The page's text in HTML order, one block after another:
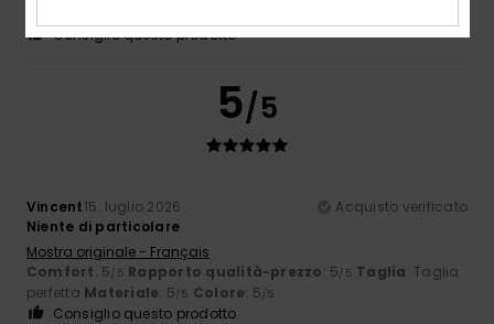
Consiglio questo prodotto
5/5
Vincent15. luglio 2026
Acquisto verificato
Niente di particolare
Mostra originale - Français
Comfort: 5/5 Rapporto qualità-prezzo: 5/5 Taglia: Taglia
perfetta Materiale: 5/5 Colore: 5/5
Consiglio questo prodotto